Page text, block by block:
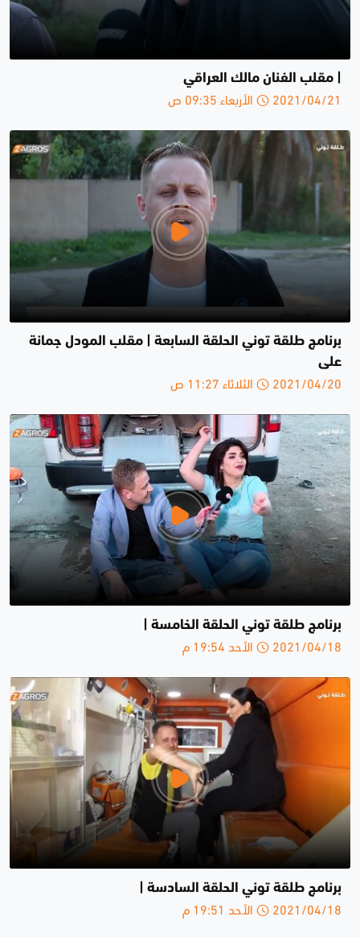
| مقلب الفنان مالك العراقي
2021/04/21 الأربعاء 09:35 ص
برنامج طلقة توني الحلقة السابعة | مقلب المودل جمانة
على
2021/04/20 الثلاثاء 11:27 ص
برنامج طلقة توني الحلقة الخامسة |
2021/04/18 الأحد 19:54 م
برنامج طلقة توني الحلقة السادسة |
2021/04/18 الأحد 19:51 م